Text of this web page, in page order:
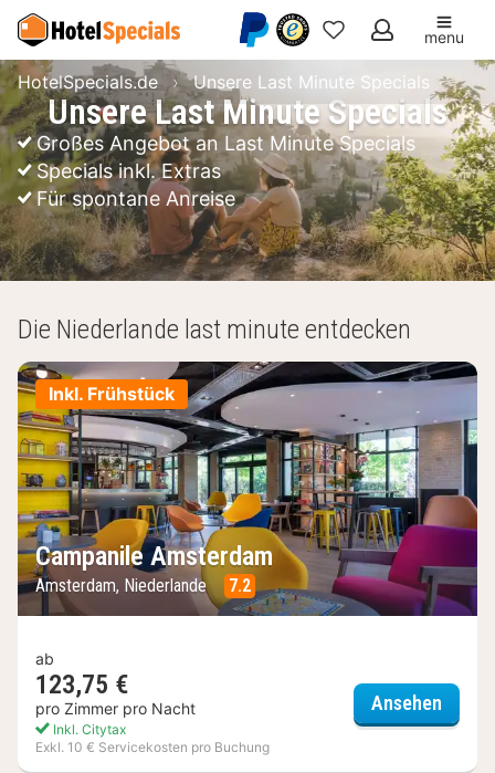
Meine
Favoriten
menu
Unsere Last Minute Specials
Großes Angebot an Last Minute Specials
Specials inkl. Extras
Für spontane Anreise
HotelSpecials.de Unsere Last Minute Specials
Die Niederlande last minute entdecken
Inkl. Frühstück
Campanile Amsterdam
Amsterdam, Niederlande 7.2
ab
123,75 €
pro Zimmer pro Nacht
Inkl. Citytax
Exkl. 10 € Servicekosten pro Buchung
Ansehen